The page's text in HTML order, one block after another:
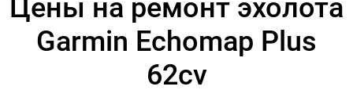
Цены на ремонт эхолота
Garmin Echomap Plus
62cv